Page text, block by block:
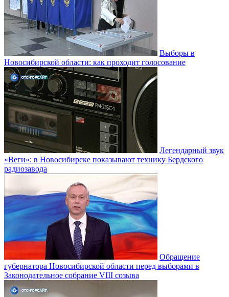
Выборы в
Новосибирской области: как проходит голосование
Легендарный звук
«Веги»: в Новосибирске показывают технику Бердского
радиозавода
Обращение
губернатора Новосибирской области перед выборами в
Законодательное собрание VIII созыва